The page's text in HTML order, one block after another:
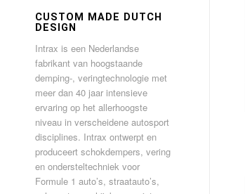
CUSTOM MADE DUTCH
DESIGN
Intrax is een Nederlandse
fabrikant van hoogstaande
demping-, veringtechnologie met
meer dan 40 jaar intensieve
ervaring op het allerhoogste
niveau in verscheidene autosport
disciplines. Intrax ontwerpt en
produceert schokdempers, vering
en ondersteltechniek voor
Formule 1 auto’s, straatauto’s,